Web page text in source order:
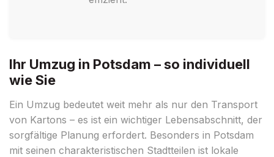
Ihr Umzug in Potsdam – so individuell
wie Sie
Ein Umzug bedeutet weit mehr als nur den Transport
von Kartons – es ist ein wichtiger Lebensabschnitt, der
sorgfältige Planung erfordert. Besonders in Potsdam
mit seinen charakteristischen Stadtteilen ist lokale